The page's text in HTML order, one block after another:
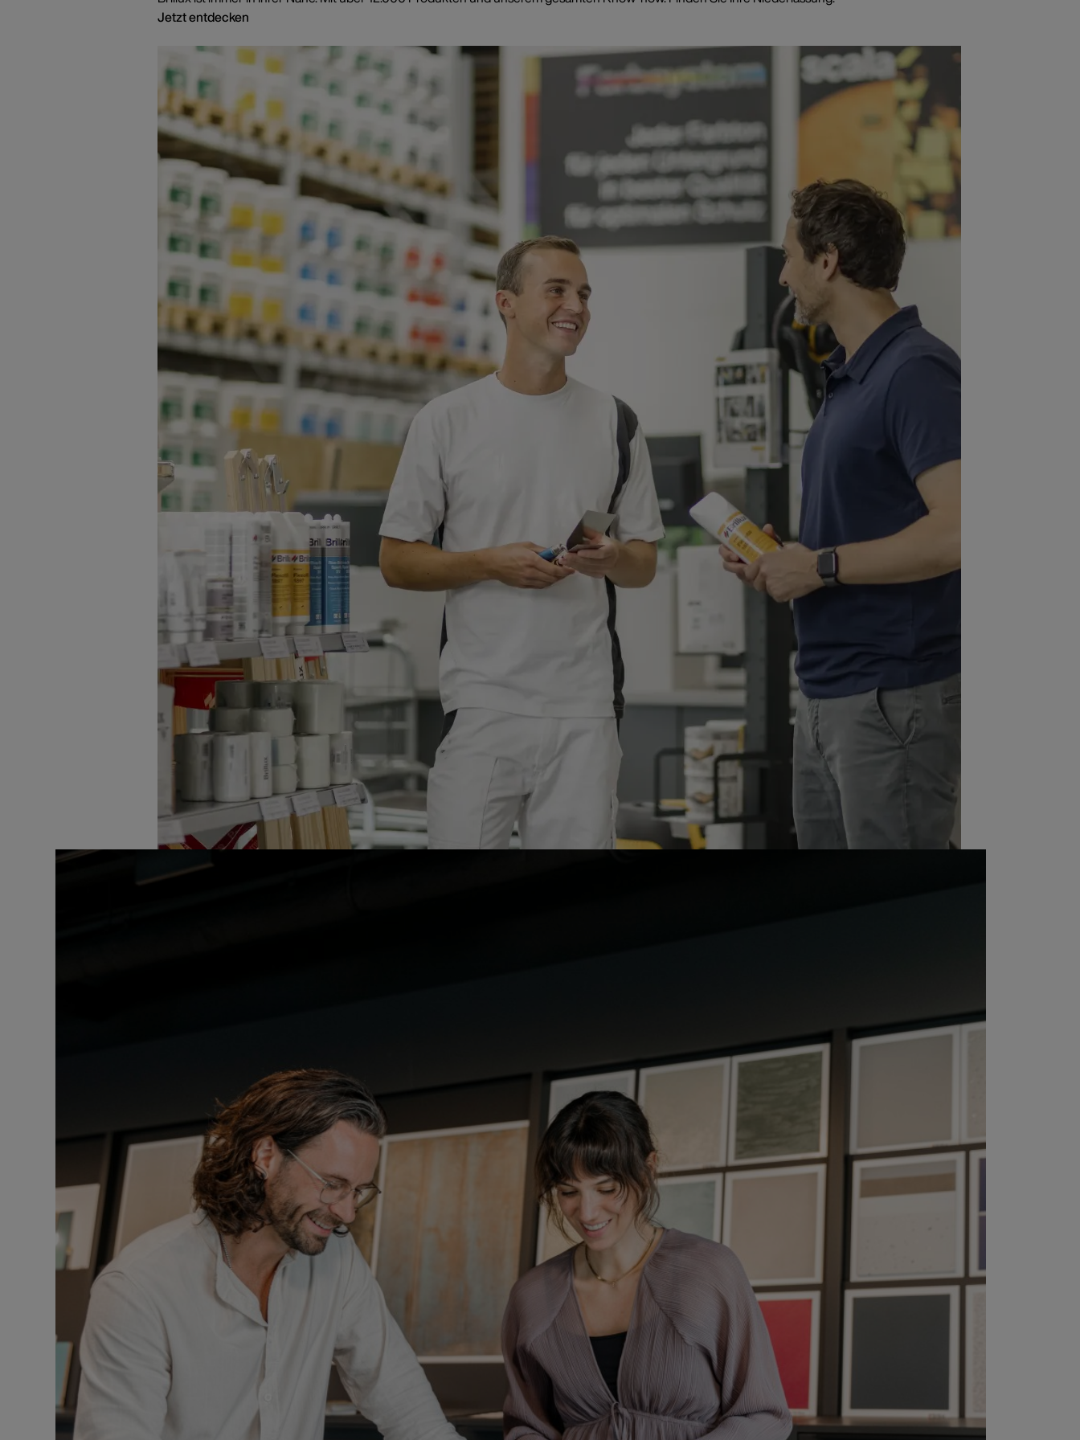
Jetzt entdecken